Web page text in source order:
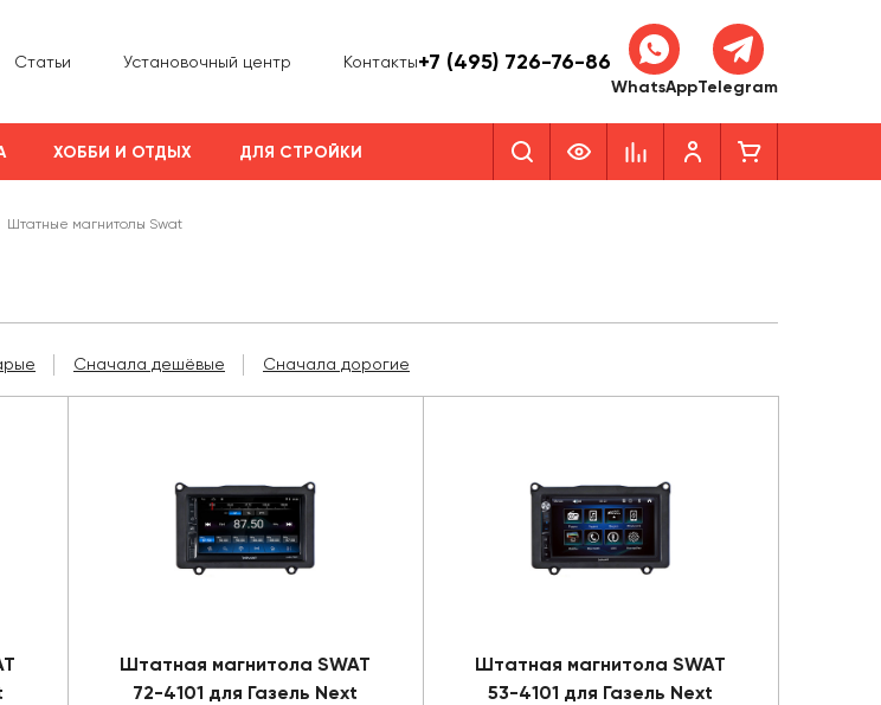
Статьи Установочный центр Контакты+7 (495) 726-76-86
WhatsAppTelegram
ХОББИ И ОТДЫХ ДЛЯ СТРОЙКИ
Штатные магнитолы Swat
Сначала дешёвые Сначала дорогие
Штатная магнитола SWAT
72-4101 для Газель Next
Штатная магнитола SWAT
53-4101 для Газель Next